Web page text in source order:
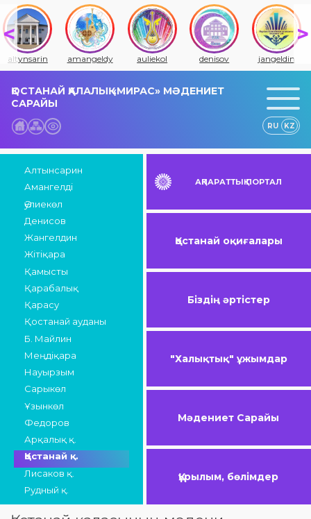
altynsarin amangeldy auliekol denisov jangeldin
ҚОСТАНАЙ ҚАЛАЛЫҚ «МИРАС» МӘДЕНИЕТ
САРАЙЫ
RU KZ
Алтынсарин
Амангелді
Әулиекөл
Денисов
Жангелдин
Жітіқара
Қамысты
Қарабалық
Қарасу
Қостанай ауданы
Б. Майлин
Меңдіқара
Науырзым
Сарыкөл
Ұзынкөл
Федоров
Арқалық қ.
Қостанай қ.
Лисаков қ.
Рудный қ.
АҚПАРАТТЫҚ ПОРТАЛ
Қостанай оқиғалары
Біздің әртістер
"Халықтық" ұжымдар
Мәдениет Сарайы
Құрылым, бөлімдер